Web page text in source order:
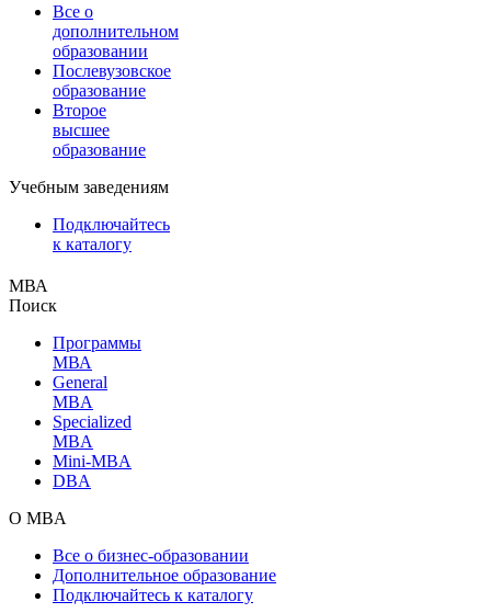
Все о
дополнительном
образовании
Послевузовское
образование
Второе
высшее
образование
Учебным заведениям
Подключайтесь
к каталогу
МВА
Поиск
Программы
МВА
General
MBA
Specialized
MBA
Mini-MBA
DBA
О MBA
Все о бизнес-образовании
Дополнительное образование
Подключайтесь к каталогу